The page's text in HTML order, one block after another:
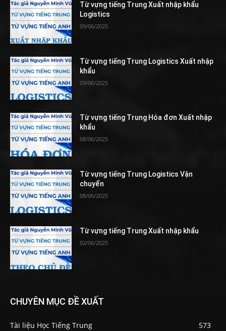
Từ vựng tiếng Trung Xuất nhập khẩu
Logistics
09/06/2025
Từ vựng tiếng Trung Logistics Xuất nhập
khẩu
09/06/2025
Từ vựng tiếng Trung Hóa đơn Xuất nhập
khẩu
08/06/2025
Từ vựng tiếng Trung Logistics Vận
chuyển
08/06/2025
Từ vựng tiếng Trung Xuất nhập khẩu
02/06/2025
CHUYÊN MỤC ĐỀ XUẤT
Tài liệu Học Tiếng Trung
573